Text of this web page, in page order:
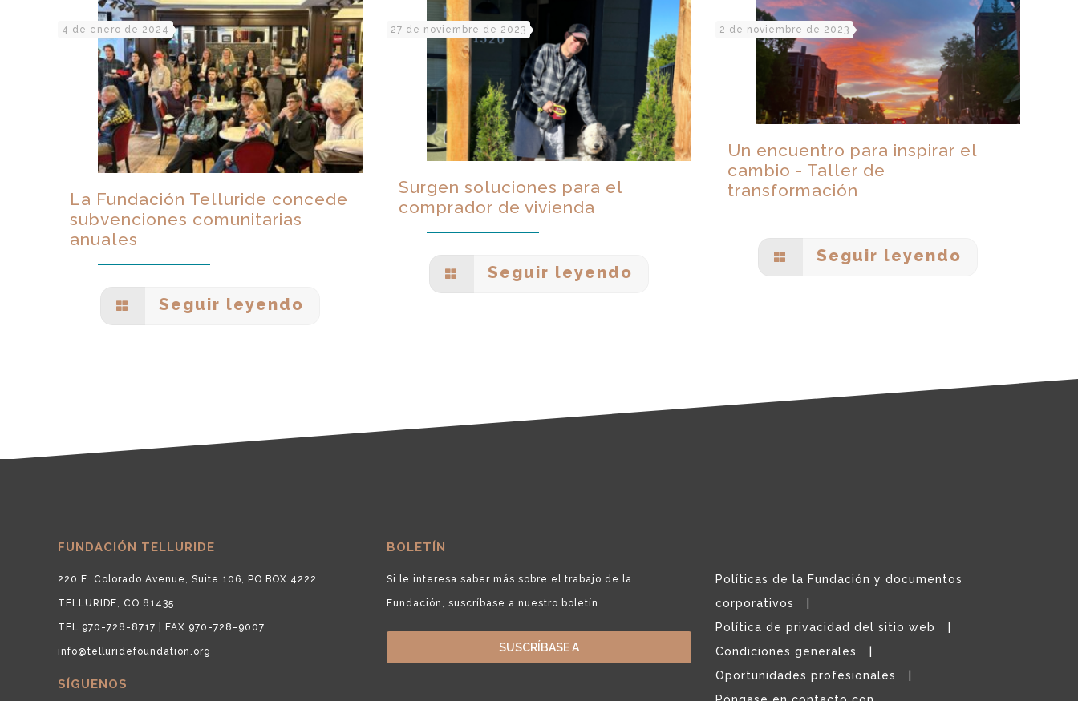
4 de enero de 2024
La Fundación Telluride concede
subvenciones comunitarias
anuales
Seguir leyendo
27 de noviembre de 2023
Surgen soluciones para el
comprador de vivienda
Seguir leyendo
2 de noviembre de 2023
Un encuentro para inspirar el
cambio - Taller de
transformación
Seguir leyendo
FUNDACIÓN TELLURIDE
220 E. Colorado Avenue, Suite 106, PO BOX 4222
TELLURIDE, CO 81435
TEL 970-728-8717 | FAX 970-728-9007
info@telluridefoundation.org
SÍGUENOS
BOLETÍN
Si le interesa saber más sobre el trabajo de la
Fundación, suscríbase a nuestro boletín.
SUSCRÍBASE A
Políticas de la Fundación y documentos
corporativos
Política de privacidad del sitio web
Condiciones generales
Oportunidades profesionales